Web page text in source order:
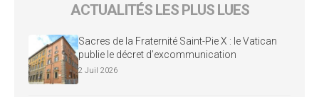
ACTUALITÉS LES PLUS LUES
Sacres de la Fraternité Saint-Pie X : le Vatican
publie le décret d’excommunication
2 Juil 2026